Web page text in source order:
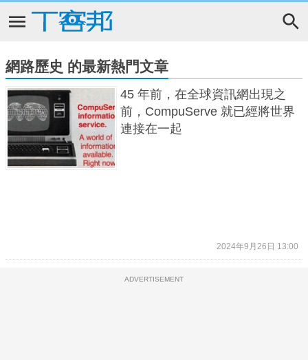
網路歷史 的最新熱門文章
45 年前，在全球資訊網出現之
前，CompuServe 就已經將世界
連接在一起
2024年9月26日 13:00
ADVERTISEMENT